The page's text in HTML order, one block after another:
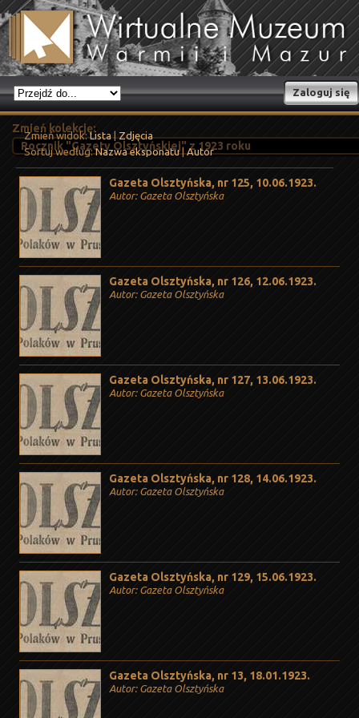
Zaloguj się
Zmień kolekcję:
Zmień widok:Lista|Zdjęcia
Sortuj według:Nazwa eksponatu|Autor
Gazeta Olsztyńska, nr 125, 10.06.1923.
Autor: Gazeta Olsztyńska
Gazeta Olsztyńska, nr 126, 12.06.1923.
Autor: Gazeta Olsztyńska
Gazeta Olsztyńska, nr 127, 13.06.1923.
Autor: Gazeta Olsztyńska
Gazeta Olsztyńska, nr 128, 14.06.1923.
Autor: Gazeta Olsztyńska
Gazeta Olsztyńska, nr 129, 15.06.1923.
Autor: Gazeta Olsztyńska
Gazeta Olsztyńska, nr 13, 18.01.1923.
Autor: Gazeta Olsztyńska